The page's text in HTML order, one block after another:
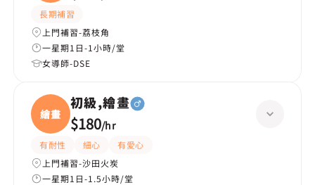
長期補習
上門補習-荔枝角
一星期1日-1小時/堂
女導師-DSE
繪畫
初級,繪畫
$180/hr
有耐性 細心
有愛心
上門補習-沙田火炭
一星期1日-1.5小時/堂